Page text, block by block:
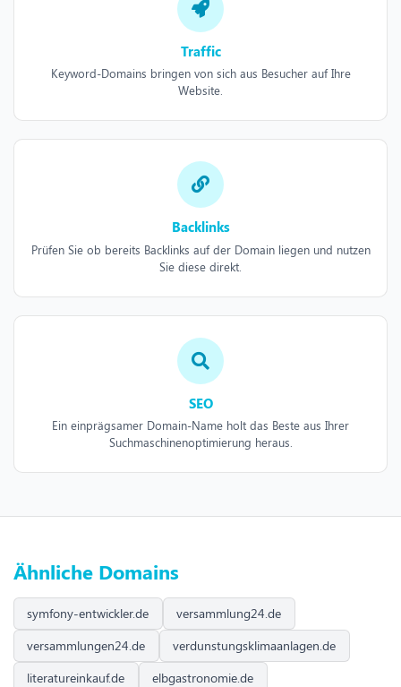
Traffic
Keyword-Domains bringen von sich aus Besucher auf Ihre
Website.
Backlinks
Prüfen Sie ob bereits Backlinks auf der Domain liegen und nutzen
Sie diese direkt.
SEO
Ein einprägsamer Domain-Name holt das Beste aus Ihrer
Suchmaschinenoptimierung heraus.
Ähnliche Domains
symfony-entwickler.de
versammlung24.de
versammlungen24.de
verdunstungsklimaanlagen.de
literatureinkauf.de
elbgastronomie.de